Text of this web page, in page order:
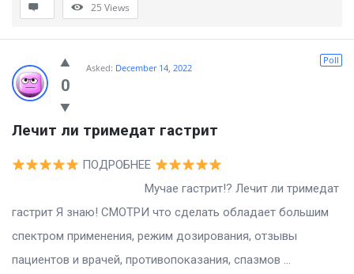
25 Views
0
Poll
Asked: December 14, 2022
Лечит ли тримедат гастрит
ПОДРОБНЕЕ
Мучае гастрит!? Лечит ли тримедат
гастрит Я знаю! СМОТРИ что сделать обладает большим
спектром применения, режим дозирования, отзывы
пациентов и врачей, противопоказания, спазмов ...